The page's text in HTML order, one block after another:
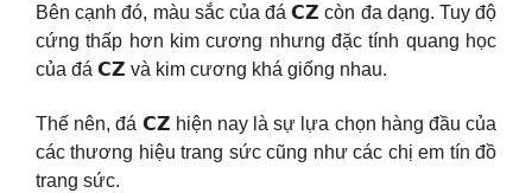
Bên cạnh đó, màu sắc của đá 𝗖𝗭 còn đa dạng. Tuy độ
cứng thấp hơn kim cương nhưng đặc tính quang học
của đá 𝗖𝗭 và kim cương khá giống nhau.
Thế nên, đá 𝗖𝗭 hiện nay là sự lựa chọn hàng đầu của
các thương hiệu trang sức cũng như các chị em tín đồ
trang sức.